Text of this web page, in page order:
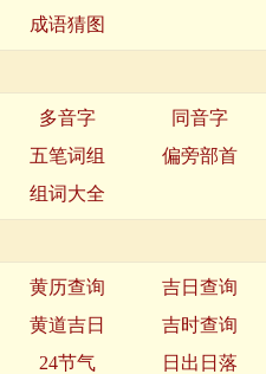
成语猜图
多音字
同音字
五笔词组
偏旁部首
组词大全
黄历查询
吉日查询
黄道吉日
吉时查询
24节气 日出日落